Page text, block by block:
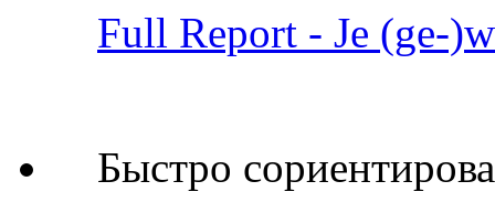
Full Report - Je (ge-
Быстро